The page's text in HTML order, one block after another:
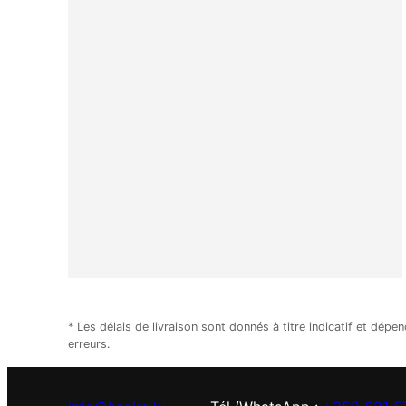
* Les délais de livraison sont donnés à titre indicatif et
erreurs.